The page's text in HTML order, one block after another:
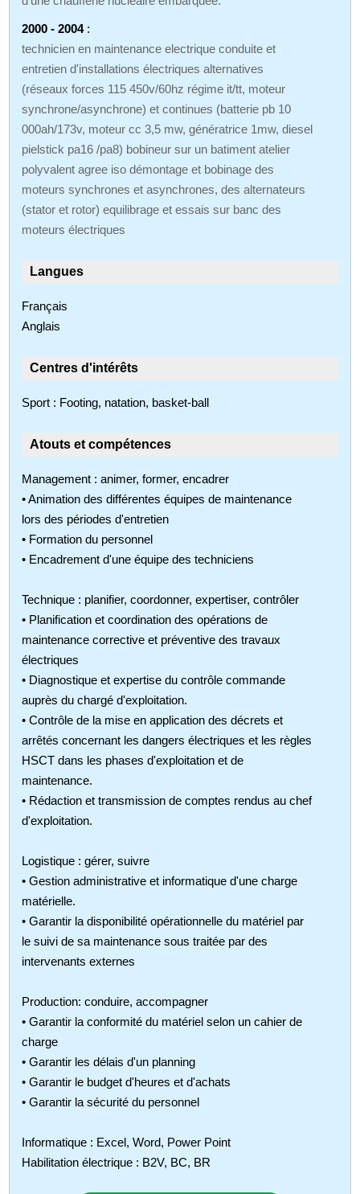
2000 - 2004:
technicien en maintenance electrique conduite et
entretien d'installations électriques alternatives
(réseaux forces 115 450v/60hz régime it/tt, moteur
synchrone/asynchrone) et continues (batterie pb 10
000ah/173v, moteur cc 3,5 mw, génératrice 1mw, diesel
pielstick pa16 /pa8) bobineur sur un batiment atelier
polyvalent agree iso démontage et bobinage des
moteurs synchrones et asynchrones, des alternateurs
(stator et rotor) equilibrage et essais sur banc des
moteurs électriques
Langues
Français
Anglais
Centres d'intérêts
Sport : Footing, natation, basket-ball
Atouts et compétences
Management : animer, former, encadrer
• Animation des différentes équipes de maintenance
lors des périodes d'entretien
• Formation du personnel
• Encadrement d'une équipe des techniciens
Technique : planifier, coordonner, expertiser, contrôler
• Planification et coordination des opérations de
maintenance corrective et préventive des travaux
électriques
• Diagnostique et expertise du contrôle commande
auprès du chargé d'exploitation.
• Contrôle de la mise en application des décrets et
arrêtés concernant les dangers électriques et les règles
HSCT dans les phases d'exploitation et de
maintenance.
• Rédaction et transmission de comptes rendus au chef
d'exploitation.
Logistique : gérer, suivre
• Gestion administrative et informatique d'une charge
matérielle.
• Garantir la disponibilité opérationnelle du matériel par
le suivi de sa maintenance sous traitée par des
intervenants externes
Production: conduire, accompagner
• Garantir la conformité du matériel selon un cahier de
charge
• Garantir les délais d'un planning
• Garantir le budget d'heures et d'achats
• Garantir la sécurité du personnel
Informatique : Excel, Word, Power Point
Habilitation électrique : B2V, BC, BR